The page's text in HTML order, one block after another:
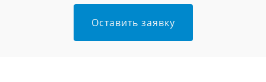
Оставить заявку